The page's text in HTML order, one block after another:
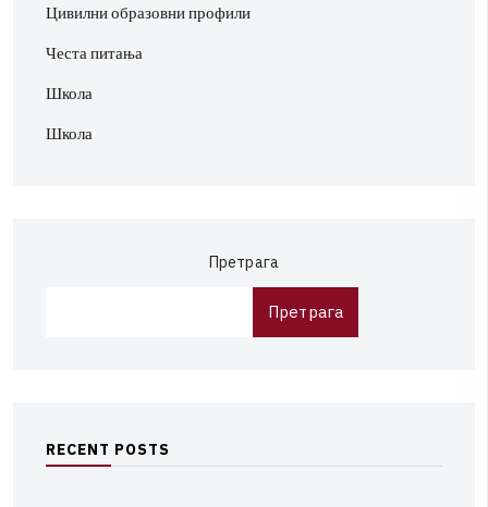
Цивилни образовни профили
Честа питања
Школа
Школа
Претрага
Претрага
RECENT POSTS